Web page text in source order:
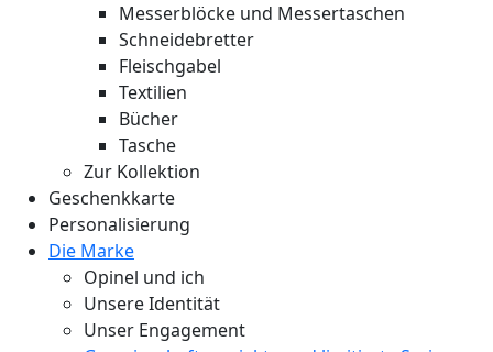
Messerblöcke und Messertaschen
Schneidebretter
Fleischgabel
Textilien
Bücher
Tasche
Zur Kollektion
Geschenkkarte
Personalisierung
Die Marke
Opinel und ich
Unsere Identität
Unser Engagement